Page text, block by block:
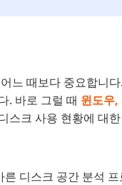
느 때보다 중요합니
. 바로 그럴 때 윈도우,
크 사용 현황에 대
디스크 공간 분석